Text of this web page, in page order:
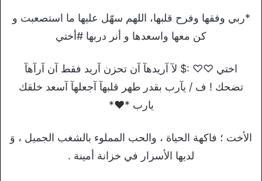
*ربي وفقها وفرح قلبها، اللهم سهّل عليها ما استصعبت و
كن معها واسعدها و أنر دربها #أختي
اختي ♡♡ :$ لآ آريدھآ آن تحزن آريد فقط آن آرآھآ
تضحك ! ف / يآرب بقدر طھر قلبھآ آجعلھآ آسعد خلقك
يارب *♥*
الأخت ؛ فاكهة الحياة ، والحب المملوء بالشغب الجميل ، وَ
لديها الأسرار في خزانة أمينة .